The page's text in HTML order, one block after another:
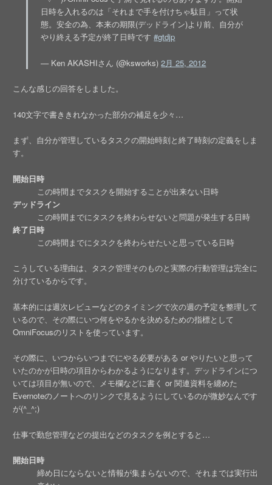
日時を入れるのは「それまで手を付けちゃ駄目」って状
態。安全の為、本来の期限(デッドライン)より前、自分が
やり終える予定が終了日時です#gtdjp
— Ken AKASHIさん (@ksworks)2月 25, 2012
こんな感じの回答をしました。
140文字で書ききれなかった部分の補足を少々…
まず、自分が管理しているタスクの開始時刻と終了時刻の定義をしま
す。
開始日時
この時間までタスクを開始することが出来ない日時
デッドライン
この時間までにタスクを終わらせないと問題が発生する日時
終了日時
この時間までにタスクを終わらせたいと思っている日時
こうしている理由は、タスク管理そのものと実際の行動管理は完全に
分けているからです。
基本的には週次レビューなどのタイミングで次の週の予定を整理して
いるので、その際にいつ何をやるかを決めるための指標として
OmniFocusのリストを使っています。
その際に、いつからいつまでにやる必要がある or やりたいと思って
いたのかが日時の項目からわかるようになります。デッドラインにつ
いては項目が無いので、メモ欄などに書く or 関連資料を纏めた
Evernoteのノートへのリンクで見るようにしているのが微妙なんです
が(^_^;)
仕事で勤怠管理などの提出などのタスクを例とすると…
開始日時
締め日にならないと情報が集まらないので、それまでは実行出